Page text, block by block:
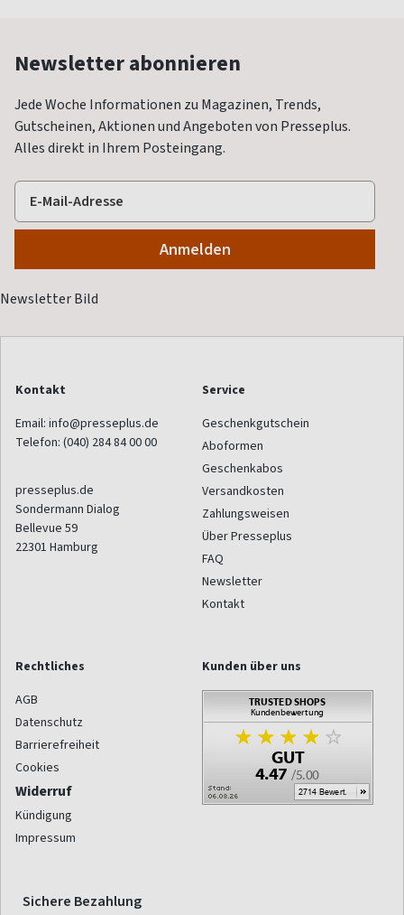
Newsletter abonnieren
Jede Woche Informationen zu Magazinen, Trends,
Gutscheinen, Aktionen und Angeboten von Presseplus.
Alles direkt in Ihrem Posteingang.
Kontakt
Email: info@presseplus.de
Telefon: (040) 284 84 00 00
presseplus.de
Sondermann Dialog
Bellevue 59
22301 Hamburg
Service
Geschenkgutschein
Aboformen
Geschenkabos
Versandkosten
Zahlungsweisen
Über Presseplus
FAQ
Newsletter
Kontakt
Rechtliches
AGB
Datenschutz
Barrierefreiheit
Cookies
Widerruf
Kündigung
Impressum
Kunden über uns
Sichere Bezahlung